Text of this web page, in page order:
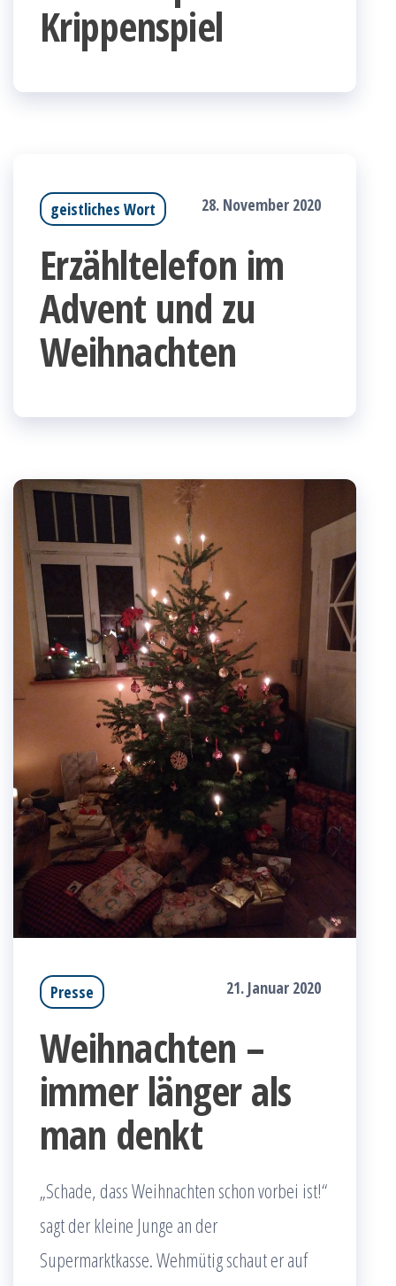
Krippenspiel
geistliches Wort 28. November 2020
Erzähltelefon im
Advent und zu
Weihnachten
Presse 21. Januar 2020
Weihnachten –
immer länger als
man denkt
„Schade, dass Weihnachten schon vorbei ist!“
sagt der kleine Junge an der
Supermarktkasse. Wehmütig schaut er auf